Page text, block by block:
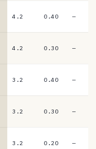
4.2 0.40 —
4.2 0.30 —
3.2 0.40 —
3.2 0.30 —
3.2 0.20 —